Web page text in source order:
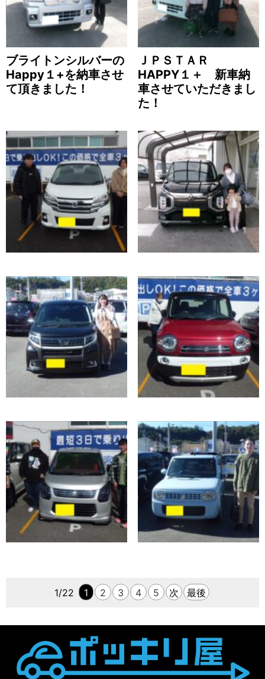
ブライトンシルバーの
Happy１+を納車させ
て頂きました！
ＪＰＳＴＡＲ
HAPPY１＋ 新車納
車させていただきまし
た！
1/22 1 2 3 4 5 次 最後